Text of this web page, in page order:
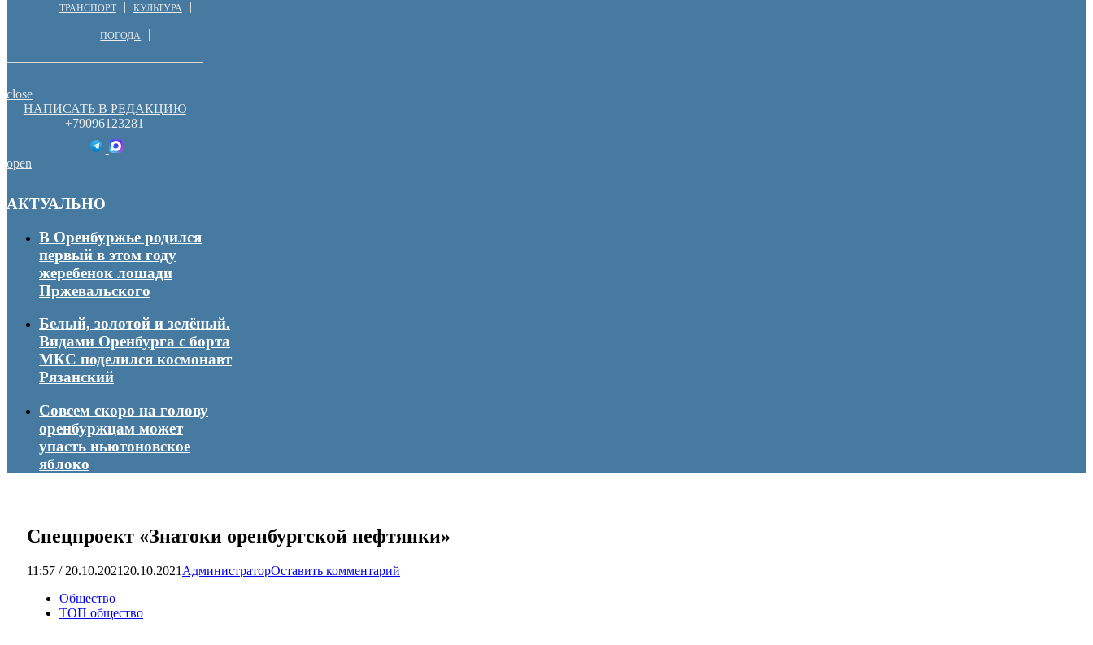
ТРАНСПОРТ КУЛЬТУРА
ПОГОДА
close
НАПИСАТЬ В РЕДАКЦИЮ
+79096123281
open
АКТУАЛЬНО
В Оренбуржье родился
первый в этом году
жеребенок лошади
Пржевальского
Белый, золотой и зелёный.
Видами Оренбурга с борта
МКС поделился космонавт
Рязанский
Совсем скоро на голову
оренбуржцам может
упасть ньютоновское
яблоко
Спецпроект «Знатоки оренбургской нефтянки»
11:57 / 20.10.2021 20.10.2021 АдминистраторОставить комментарий
Общество
ТОП общество